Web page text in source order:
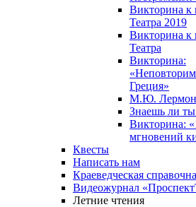
Викторина к
Театра 2019
Викторина к
Театра
Викторина:
Греция»
М.Ю.
Знаешь ли
Викторина:
мгновений
Квесты
Написать нам
Краеведческая
Видеожурнал
Летние чтения